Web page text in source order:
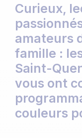
Curieux,
amateurs
famille :
Saint-
vous ont
couleurs